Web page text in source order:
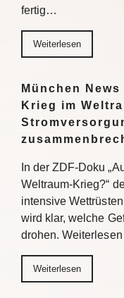
fertig…
Weiterlesen
München
Krieg im
In der ZDF-Doku
Weltraum-Krieg?“
intensive
wird klar, welche
drohen. Weiterlesen
Weiterlesen